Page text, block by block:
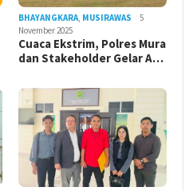
BHAYANGKARA, MUSIRAWAS
5
November 2025
Cuaca Ekstrim, Polres Mura
dan Stakeholder Gelar A…